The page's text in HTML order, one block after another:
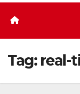
Tag: real-